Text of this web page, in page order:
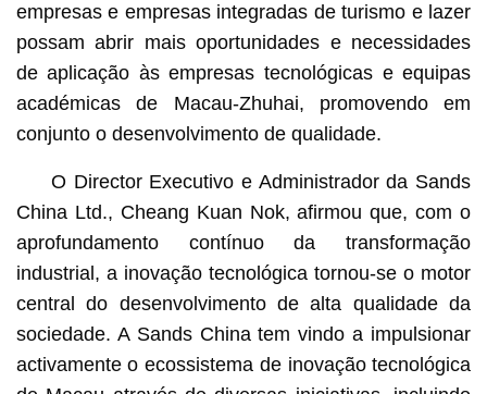
empresas e empresas integradas de turismo e lazer
possam abrir mais oportunidades e necessidades
de aplicação às empresas tecnológicas e equipas
académicas de Macau-Zhuhai, promovendo em
conjunto o desenvolvimento de qualidade.
O Director Executivo e Administrador da Sands
China Ltd., Cheang Kuan Nok, afirmou que, com o
aprofundamento contínuo da transformação
industrial, a inovação tecnológica tornou-se o motor
central do desenvolvimento de alta qualidade da
sociedade. A Sands China tem vindo a impulsionar
activamente o ecossistema de inovação tecnológica